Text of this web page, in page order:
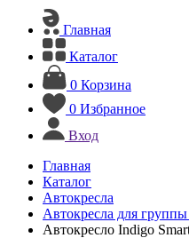
Главная
Каталог
0 Корзина
0 Избранное
Вход
Главная
Каталог
Автокресла
Автокресла для
Автокресло Indigo